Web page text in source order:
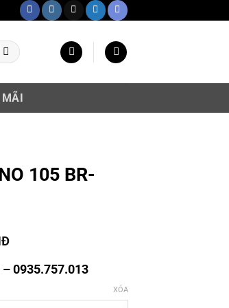
MÃI
105 BR-
0935.757.013
XÓA